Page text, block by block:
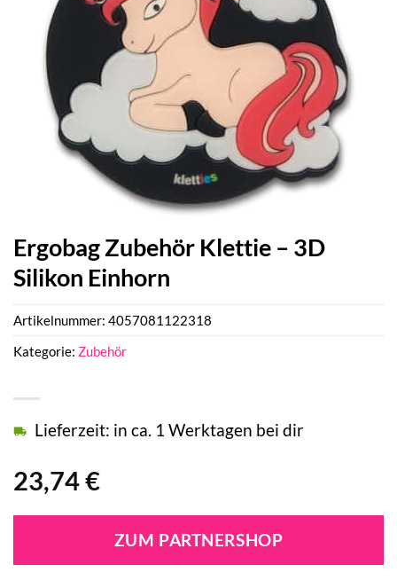
Ergobag Zubehör Klettie – 3D
Silikon Einhorn
23,74€
Lieferzeit: in ca. 1 Werktagen bei dir
ZUM PARTNERSHOP
Artikelnummer: 4057081122318
Kategorie: Zubehör